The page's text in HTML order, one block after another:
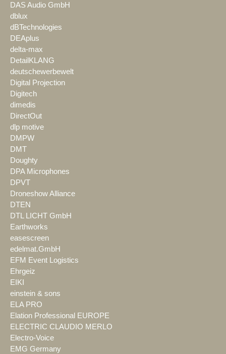
DAS Audio GmbH
dblux
dBTechnologies
DEAplus
delta-max
DetailKLANG
deutschewerbewelt
Digital Projection
Digitech
dimedis
DirectOut
dlp motive
DMPW
DMT
Doughty
DPA Microphones
DPVT
Droneshow Alliance
DTEN
DTL LICHT GmbH
Earthworks
easescreen
edelmat.GmbH
EFM Event Logistics
Ehrgeiz
EIKI
einstein & sons
ELA PRO
Elation Professional EUROPE
ELECTRIC CLAUDIO MERLO
Electro-Voice
EMG Germany